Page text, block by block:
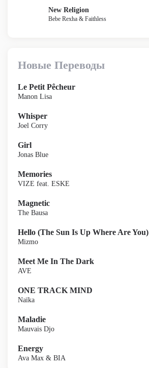
New Religion
Bebe Rexha & Faithless
Новые Переводы
Le Petit Pêcheur
Manon Lisa
Whisper
Joel Corry
Girl
Jonas Blue
Memories
VIZE feat. ESKE
Magnetic
The Bausa
Hello (The Sun Is Up Where Are You)
Mizmo
Meet Me In The Dark
AVE
ONE TRACK MIND
Naïka
Maladie
Mauvais Djo
Energy
Ava Max & BIA